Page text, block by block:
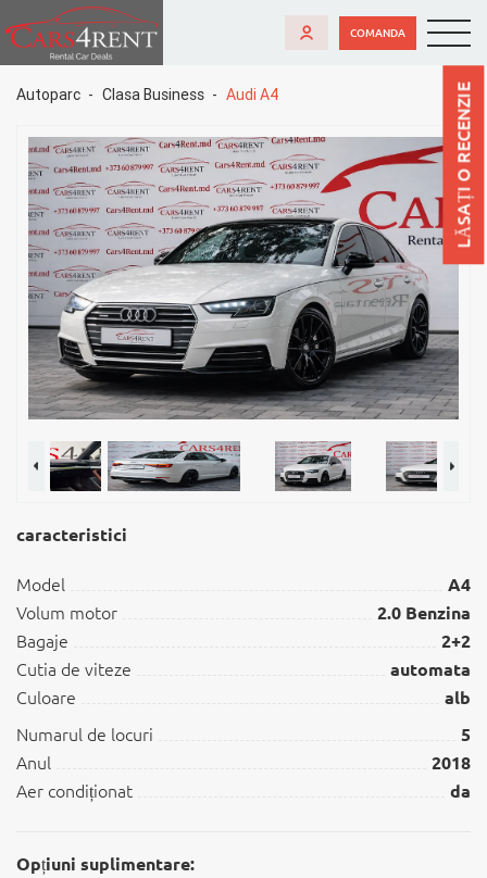
COMANDA
LĂSAȚI O RECENZIE
Autoparc Clasa Business Audi A4
caracteristici
Model
A4
Volum motor
2.0 Benzina
Bagaje
2+2
Cutia de viteze
automata
Culoare
alb
Numarul de locuri
5
Anul
2018
Aer condiționat
da
Opțiuni suplimentare: